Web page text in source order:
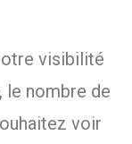
visibilité
le nombre de
voir